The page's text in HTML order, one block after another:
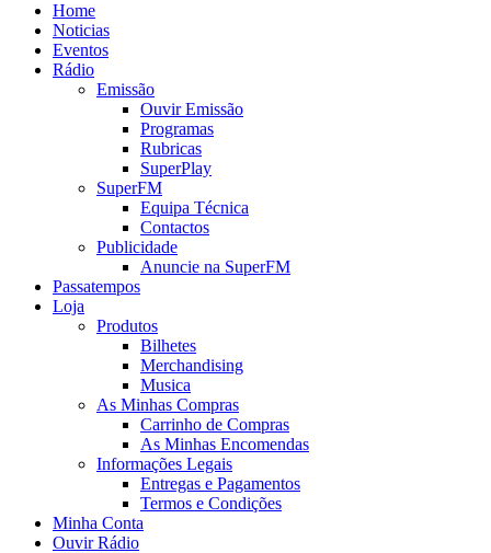
Home
Noticias
Eventos
Rádio
Emissão
Ouvir Emissão
Programas
Rubricas
SuperPlay
SuperFM
Equipa Técnica
Contactos
Publicidade
Anuncie na SuperFM
Passatempos
Loja
Produtos
Bilhetes
Merchandising
Musica
As Minhas Compras
Carrinho de Compras
As Minhas Encomendas
Informações Legais
Entregas e Pagamentos
Termos e Condições
Minha Conta
Ouvir Rádio